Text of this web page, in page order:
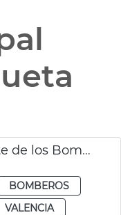
Unidad Canina de Rescate de los Bomberos
BOMBEROS
VALENCIA